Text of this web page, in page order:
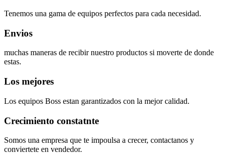
Tenemos una gama de equipos perfectos para cada necesidad.
Envios
muchas maneras de recibir nuestro productos si moverte de donde
estas.
Los mejores
Los equipos Boss estan garantizados con la mejor calidad.
Crecimiento constatnte
Somos una empresa que te impoulsa a crecer, contactanos y
conviertete en vendedor.